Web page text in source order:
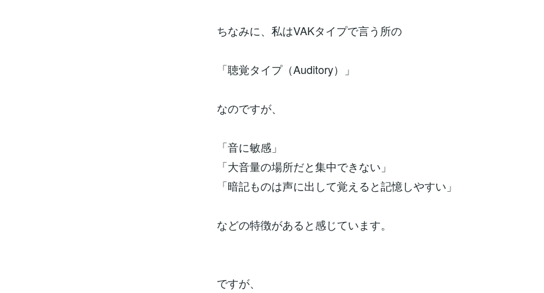
ちなみに、私はVAKタイプで言う所の
「聴覚タイプ（Auditory）」
なのですが、
「音に敏感」
「大音量の場所だと集中できない」
「暗記ものは声に出して覚えると記憶しやすい」
などの特徴があると感じています。
ですが、